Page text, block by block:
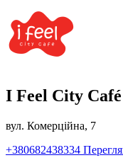
I Feel City Café
вул. Комерційна, 7
+380682438334